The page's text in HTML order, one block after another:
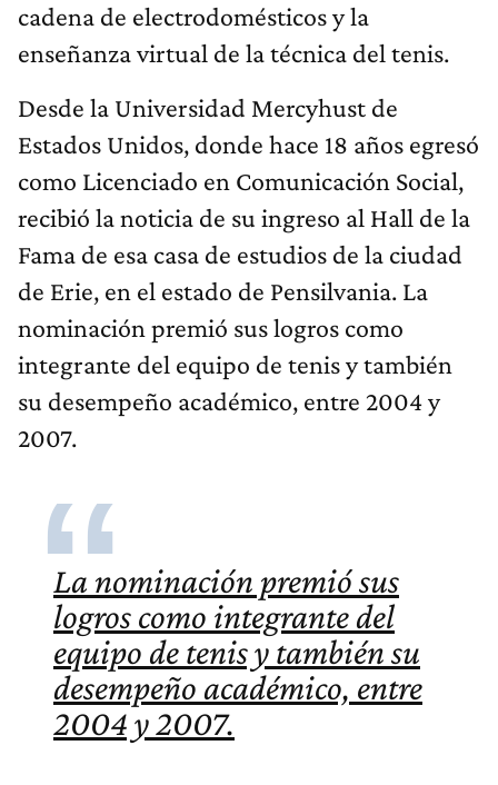
cadena de electrodomésticos y la
enseñanza virtual de la técnica del tenis.
Desde la Universidad Mercyhust de
Estados Unidos, donde hace 18 años egresó
como Licenciado en Comunicación Social,
recibió la noticia de su ingreso al Hall de la
Fama de esa casa de estudios de la ciudad
de Erie, en el estado de Pensilvania. La
nominación premió sus logros como
integrante del equipo de tenis y también
su desempeño académico, entre 2004 y
2007.
La nominación premió sus
logros como integrante del
equipo de tenis y también su
desempeño académico, entre
2004 y 2007.